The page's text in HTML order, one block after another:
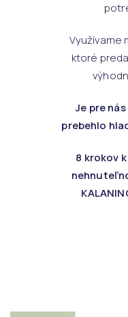
Využívame
ktoré
Je pre
prebehlo
8 krokov